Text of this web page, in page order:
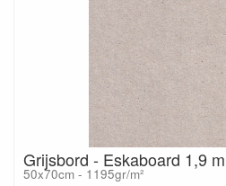
Grijsbord - Eskaboard 1,9
50x70cm - 1195gr/m²